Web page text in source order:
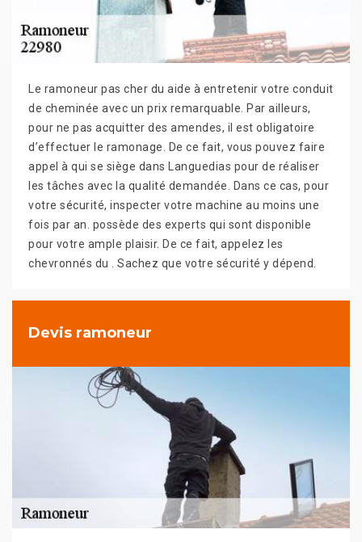
Le ramoneur pas cher du aide à entretenir votre conduit
de cheminée avec un prix remarquable. Par ailleurs,
pour ne pas acquitter des amendes, il est obligatoire
d’effectuer le ramonage. De ce fait, vous pouvez faire
appel à qui se siège dans Languedias pour de réaliser
les tâches avec la qualité demandée. Dans ce cas, pour
votre sécurité, inspecter votre machine au moins une
fois par an. possède des experts qui sont disponible
pour votre ample plaisir. De ce fait, appelez les
chevronnés du . Sachez que votre sécurité y dépend.
Devis ramoneur